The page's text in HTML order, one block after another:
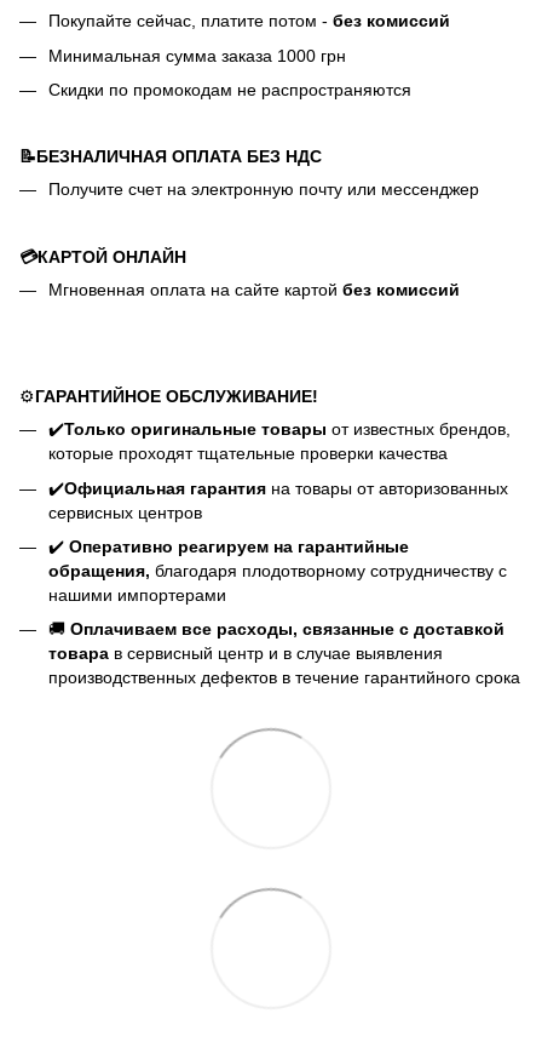
Покупайте сейчас, платите потом - без комиссий
Минимальная сумма заказа 1000 грн
Скидки по промокодам не распространяются
📝БЕЗНАЛИЧНАЯ ОПЛАТА БЕЗ НДС
Получите счет на электронную почту или мессенджер
💳КАРТОЙ ОНЛАЙН
Мгновенная оплата на сайте картой без комиссий
⚙️ГАРАНТИЙНОЕ ОБСЛУЖИВАНИЕ!
✔️Только оригинальные товары от известных брендов,
которые проходят тщательные проверки качества
✔️Официальная гарантия на товары от авторизованных
сервисных центров
✔️ Оперативно реагируем на гарантийные
обращения, благодаря плодотворному сотрудничеству с
нашими импортерами
🚚 Оплачиваем все расходы, связанные с доставкой
товара в сервисный центр и в случае выявления
производственных дефектов в течение гарантийного срока